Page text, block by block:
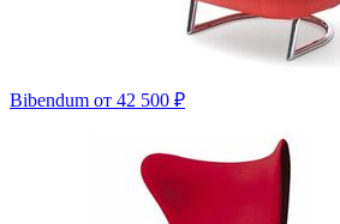
Bibendum от 42 500 ₽